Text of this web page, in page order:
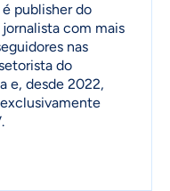
publisher do
com mais
nas
do
e, desde 2022,